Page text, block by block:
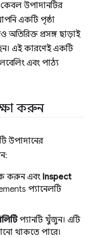
কেবল উপাদানটির
একটি পৃষ্ঠা
অতিরিক্ত প্রসঙ্গ ছাড়াই
এই কারণেই একটি
এবং পাঠ্য
করুন
উপাদানের
করুন এবং Inspect
প্যানেলটি
প্যানটি খুঁজুন। এটি
থাকতে পারে।